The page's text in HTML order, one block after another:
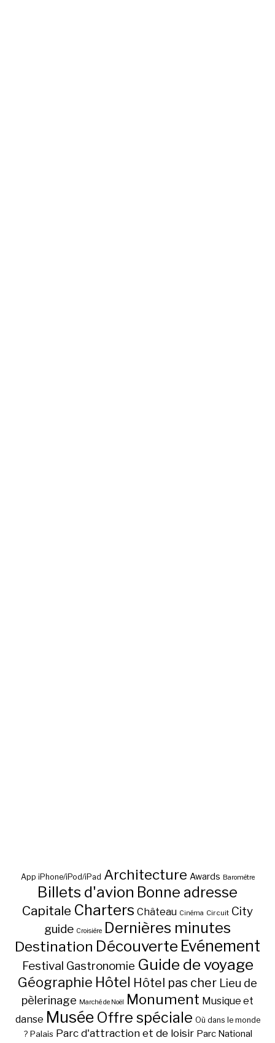
App iPhone/iPod/iPad Architecture Awards Baromètre
Billets d'avion Bonne adresse
Capitale Charters Château Cinéma Circuit City
guide Croisière Dernières minutes
Destination Découverte Evénement
Festival Gastronomie Guide de voyage
Géographie Hôtel Hôtel pas cher Lieu de
pèlerinage Marché de Noël Monument Musique et
danse Musée Offre spéciale Où dans le monde
? Palais Parc d'attraction et de loisir Parc National